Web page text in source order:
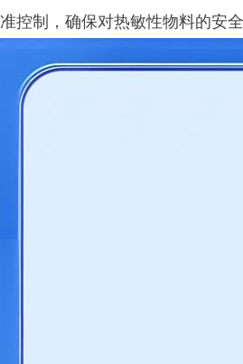
准控制，确保对热敏性物料的安全